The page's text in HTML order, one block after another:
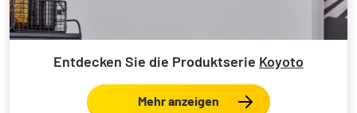
Entdecken Sie die Produktserie Koyoto
Mehr anzeigen